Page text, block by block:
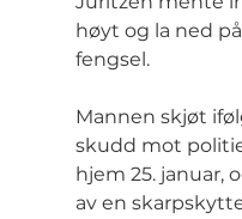
høyt og la ned
fengsel.
Mannen skjøt
skudd mot
hjem 25. januar,
av en